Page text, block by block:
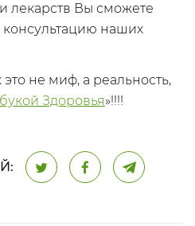
лекарств Вы сможете
консультацию наших
не миф, а реальность,
Здоровья»!!!!